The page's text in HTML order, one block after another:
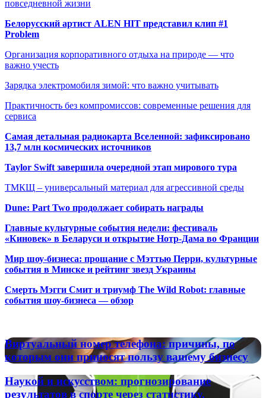
повседневной жизни
Белорусский артист ALEN HIT представил клип #1
Problem
Организация корпоративного отдыха на природе — что
важно учесть
Зарядка электромобиля зимой: что важно учитывать
Практичность без компромиссов: современные решения для
сервиса
Самая детальная радиокарта Вселенной: зафиксировано
13,7 млн космических источников
Taylor Swift завершила очередной этап мирового тура
ТМКЩ – универсальный материал для агрессивной среды
Dune: Part Two продолжает собирать награды
Главные культурные события недели: фестиваль
«Киновек» в Беларуси и открытие Нотр-Дама во Франции
Мир шоу-бизнеса: прощание с Мэттью Перри, культурные
события в Минске и рейтинг звезд Украины
Смерть Мэгги Смит и триумф The Wild Robot: главные
события шоу-бизнеса — обзор
Виртуальный
номер
телефона:
причины,
по
которым
Виртуальный номер телефона: причины, по
которым они приносят пользу вашему бизнесу
Наукой
Наукой и искусством: прогнозирование
результатов в спорте через статистику,